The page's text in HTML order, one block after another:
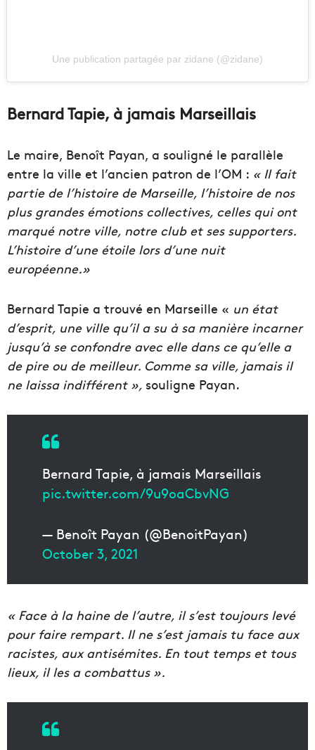
Une publication partagée par zidane (@zidane)
Bernard Tapie, à jamais Marseillais
Le maire, Benoît Payan, a souligné le parallèle
entre la ville et l’ancien patron de l’OM : « Il fait
partie de l’histoire de Marseille, l’histoire de nos
plus grandes émotions collectives, celles qui ont
marqué notre ville, notre club et ses supporters.
L’histoire d’une étoile lors d’une nuit
européenne.»
Bernard Tapie a trouvé en Marseille « un état
d’esprit, une ville qu’il a su à sa manière incarner
jusqu’à se confondre avec elle dans ce qu’elle a
de pire ou de meilleur. Comme sa ville, jamais il
ne laissa indifférent », souligne Payan.
Bernard Tapie, à jamais Marseillais
pic.twitter.com/9u9oaCbvNG
— Benoît Payan (@BenoitPayan)
October 3, 2021
« Face à la haine de l’autre, il s’est toujours levé
pour faire rempart. Il ne s’est jamais tu face aux
racistes, aux antisémites. En tout temps et tous
lieux, il les a combattus ».